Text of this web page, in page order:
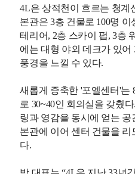
4L은 상적천이 흐르는 청계
본관은 3층 건물로 100명
테리어, 2층 스카이 펍, 3층
에는 대형 야외 데크가 있
풍경을 느낄 수 있다.
새롭게 증축한 '포엘센터'는
로 30~40인 회의실을 갖췄
링과 영감을 동시에 얻는 공
본관에 이어 센터 건물을
다.